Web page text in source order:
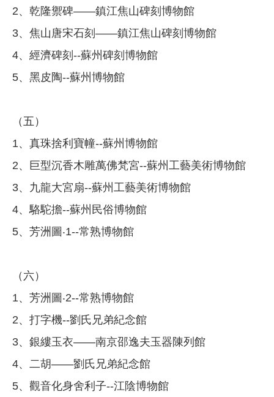
2、乾隆禦碑——鎮江焦山碑刻博物館
3、焦山唐宋石刻——鎮江焦山碑刻博物館
4、經濟碑刻--蘇州碑刻博物館
5、黑皮陶--蘇州博物館
（五）
1、真珠捨利寶幢--蘇州博物館
2、巨型沉香木雕萬佛梵宮--蘇州工藝美術博物館
3、九龍大宮扇--蘇州工藝美術博物館
4、駱駝擔--蘇州民俗博物館
5、芳洲圖‧1--常熟博物館
（六）
1、芳洲圖‧2--常熟博物館
2、打字機--劉氏兄弟紀念館
3、銀縷玉衣——南京邵逸夫玉器陳列館
4、二胡——劉氏兄弟紀念館
5、觀音化身舍利子--江陰博物館